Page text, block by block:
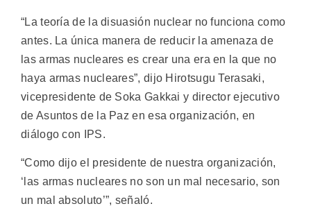
“La teoría de la disuasión nuclear no funciona como
antes. La única manera de reducir la amenaza de
las armas nucleares es crear una era en la que no
haya armas nucleares”, dijo Hirotsugu Terasaki,
vicepresidente de Soka Gakkai y director ejecutivo
de Asuntos de la Paz en esa organización, en
diálogo con IPS.
“Como dijo el presidente de nuestra organización,
‘las armas nucleares no son un mal necesario, son
un mal absoluto’”, señaló.